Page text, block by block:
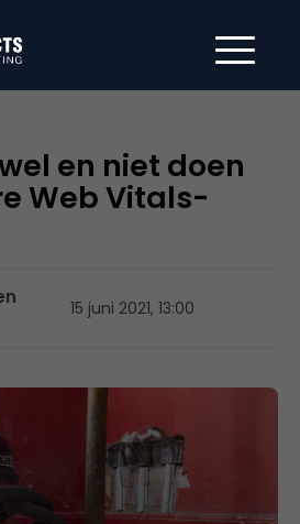
en niet doen
Web Vitals-
15 juni 2021, 13:00